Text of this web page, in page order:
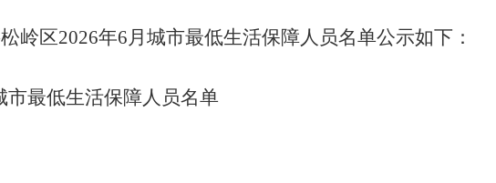
岭区2026年6月城市最低生活保障人员名单公示如下：
市最低生活保障人员名单